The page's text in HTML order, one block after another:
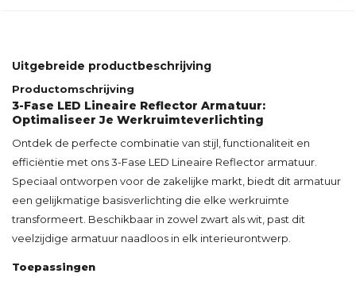
Uitgebreide productbeschrijving
Productomschrijving
3-Fase LED Lineaire Reflector Armatuur:
Optimaliseer Je Werkruimteverlichting
Ontdek de perfecte combinatie van stijl, functionaliteit en
efficiëntie met ons 3-Fase LED Lineaire Reflector armatuur.
Speciaal ontworpen voor de zakelijke markt, biedt dit armatuur
een gelijkmatige basisverlichting die elke werkruimte
transformeert. Beschikbaar in zowel zwart als wit, past dit
veelzijdige armatuur naadloos in elk interieurontwerp.
Toepassingen